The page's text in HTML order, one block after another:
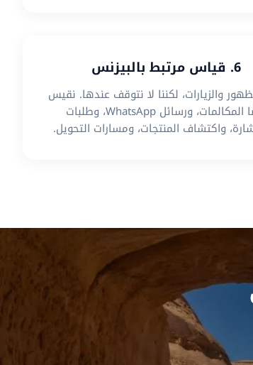
6. قياس مرتبط بالبيزنس
والزيارات، لكننا لا نتوقف عندها. نقيس
أيضًا المكالمات، ورسائل WhatsApp، وطلبات
واكتشاف المنتجات، ومسارات التحويل.